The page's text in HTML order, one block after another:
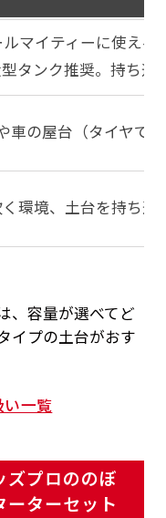
マイティーに使え
タンク推奨。持ち運
車の屋台（タイヤで
環境、土台を持ち
、容量が選べてど
イプの土台がおす
一覧
ズプロののぼ
ーターセット